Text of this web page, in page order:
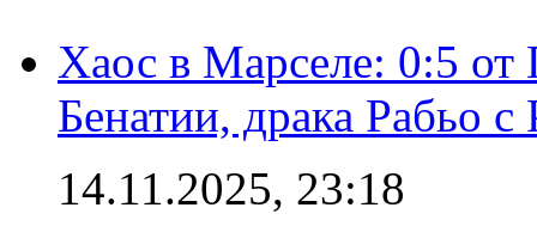
Хаос в Марселе: 0:5
Бенатии, драка Рабьо с
14.11.2025, 23:18